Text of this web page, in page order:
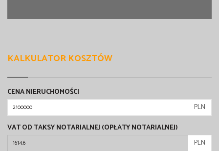
KALKULATOR KOSZTÓW
CENA NIERUCHOMOŚCI
PLN
VAT OD TAKSY NOTARIALNEJ (OPŁATY NOTARIALNEJ)
PLN